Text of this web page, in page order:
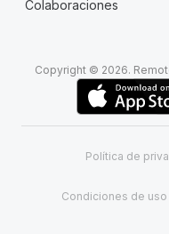
Colaboraciones
Copyright © 2026.
Política de
Condiciones de uso